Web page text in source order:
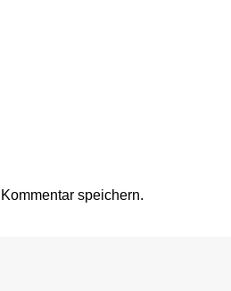
speichern.